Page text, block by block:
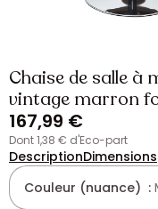
Chaise de salle à
vintage marron
167,99 €
dont 1,38 € d'Eco-part
DescriptionDimensions
Couleur (nuance) :